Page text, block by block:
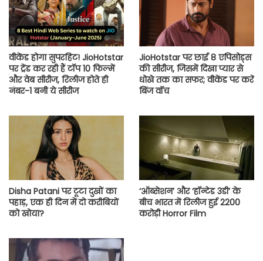
वीकेंड होगा सुपरहिट! JioHotstar
पर ट्रेंड कर रही हैं टॉप 10 फिल्में
और वेब सीरीज, रिलीज होते ही
नंबर-1 बनी ये सीरीज
JioHotstar पर छाई 8 एपिसोड्स
की सीरीज, जिसमें दिखा प्यार से
धोखे तक का सफर; वीकेंड पर करें
बिंज वॉच
Disha Patani पर टूटा दुखों का
पहाड़, एक ही दिन में दो करीबियों
को खोया?
‘ऑब्सेशन’ और ‘हॉन्टेड 3डी’ के
बीच भारत में रिलीज हुई 2200
करोड़ी Horror Film